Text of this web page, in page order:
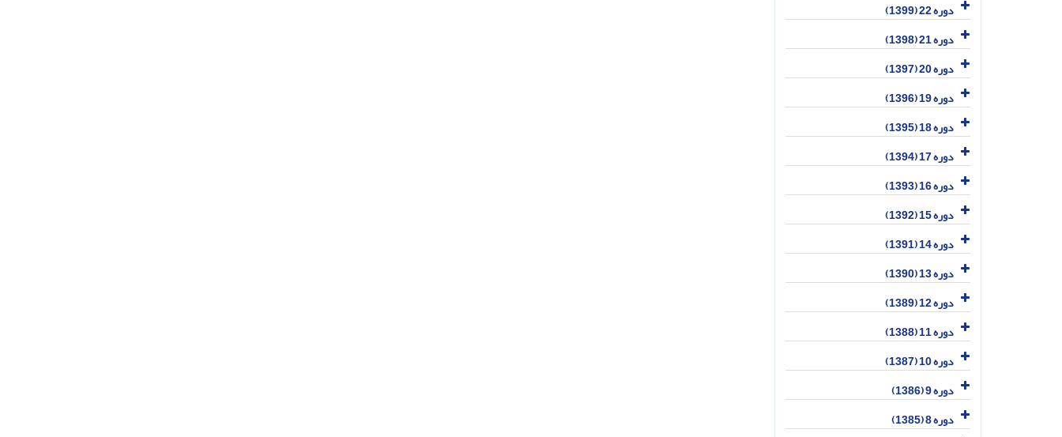
دوره 22 (1399)
دوره 21 (1398)
دوره 20 (1397)
دوره 19 (1396)
دوره 18 (1395)
دوره 17 (1394)
دوره 16 (1393)
دوره 15 (1392)
دوره 14 (1391)
دوره 13 (1390)
دوره 12 (1389)
دوره 11 (1388)
دوره 10 (1387)
دوره 9 (1386)
دوره 8 (1385)